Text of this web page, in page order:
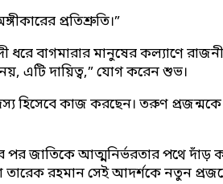
প্রতিশ্রুতি।”
ধরে বাগমারার মানুষের কল্যাণে
এটি দায়িত্ব,” যোগ করেন শুভ।
কাজ করছেন। তরুণ
পর জাতিকে আত্মনির্ভরতার পথে
রহমান সেই আদর্শকে নতুন